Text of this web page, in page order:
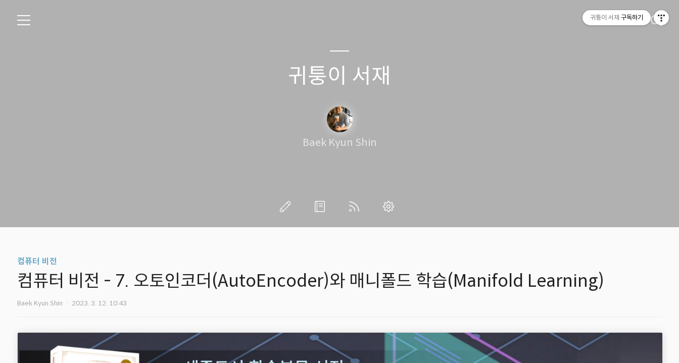
귀퉁이 서재
Baek Kyun Shin
컴퓨터 비전
컴퓨터 비전 - 7. 오토인코더(AutoEncoder)와 매니폴드 학습(Manifold Learning)
Baek Kyun Shin 2023. 3. 12. 10:43
귀퉁이 서재 구독하기